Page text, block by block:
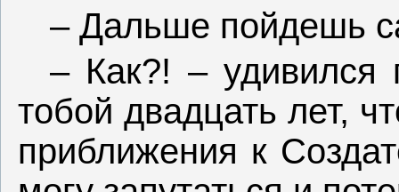
– Дальше пойдешь
– Как?! –
тобой двадцать лет,
приближения к